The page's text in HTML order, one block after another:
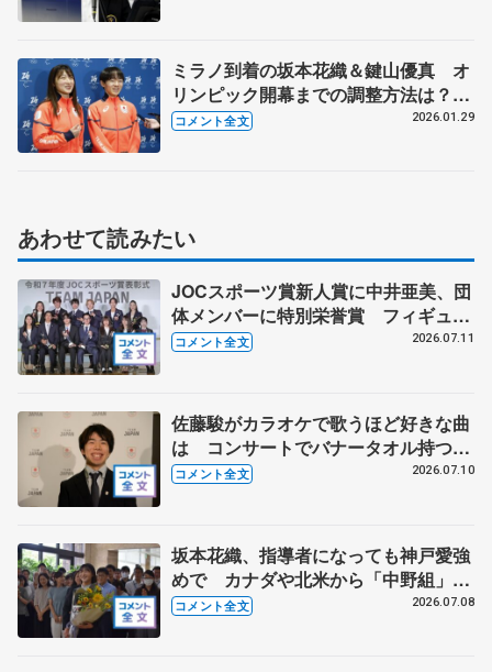
ミラノ到着の坂本花織＆鍵山優真 オ
リンピック開幕までの調整方法は？
空港で語った大舞台への意気込み
コメント全文 2026.01.29
あわせて読みたい
JOCスポーツ賞新人賞に中井亜美、団
体メンバーに特別栄誉賞 フィギュア
スケートに別のスポーツを組み合わせ
コメント全文 2026.07.11
佐藤駿がカラオケで歌うほど好きな曲
は コンサートでバナータオル持つ観
客に感謝 【オリンピックコンサー
コメント全文 2026.07.10
坂本花織、指導者になっても神戸愛強
めで カナダや北米から「中野組」の
練習に参加 【兵庫県「誉賞」贈呈】
コメント全文 2026.07.08